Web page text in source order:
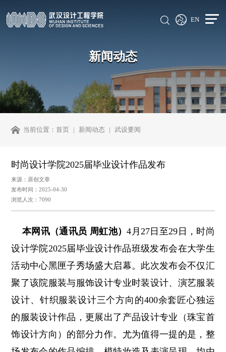
EN
新闻动态
当前位置：首页 新闻动态 武设要闻
时尚设计学院2025届毕业设计作品发布
来源：原创文章
发布时间：2025-04-30
浏览人次：7090
本网讯（通讯员 周虹池）4月27日至29日，时尚
设计学院2025届毕业设计作品班级发布会在大学生
活动中心黑匣子秀场盛大启幕。此次发布会不仅汇
聚了该院服装与服饰设计专业时装设计、演艺服装
设计、针织服装设计三个方向的400余套匠心独运
的服装设计作品，更展出了产品设计专业（珠宝首
饰设计方向）的部分力作。尤为值得一提的是，整